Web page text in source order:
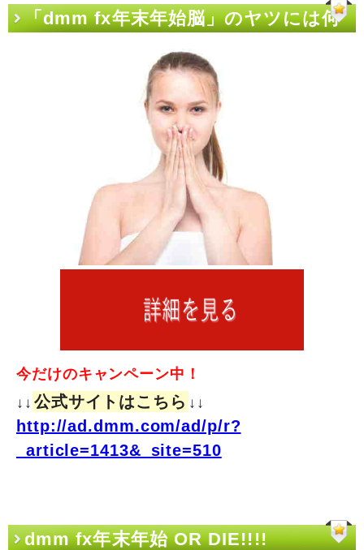
「dmm fx年末年始脳」のヤツには何
今だけのキャンペーン中！
↓↓ 公式サイトはこちら ↓↓
http://ad.dmm.com/ad/p/r?
_article=1413&_site=510
dmm fx年末年始 OR DIE!!!!